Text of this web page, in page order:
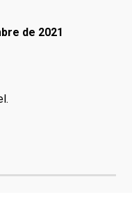
de 2021